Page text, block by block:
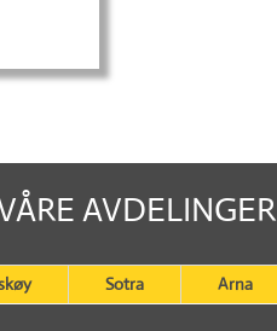
AVDELINGER
Sotra Arna